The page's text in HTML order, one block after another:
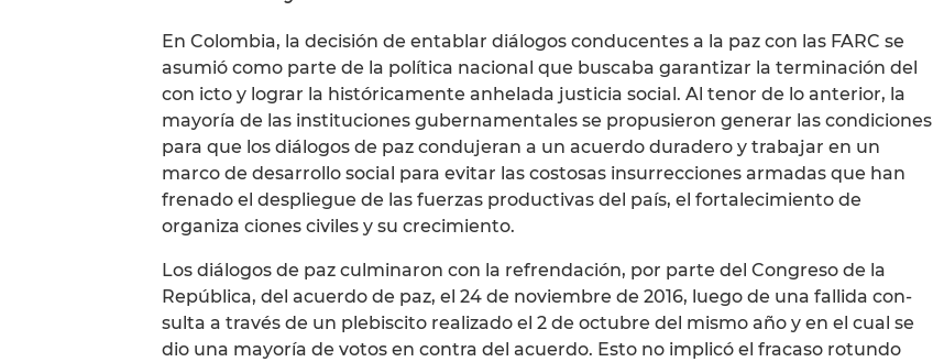
En Colombia, la decisión de entablar diálogos conducentes a la paz con las FARC se
asumió como parte de la política nacional que buscaba garantizar la terminación del
con icto y lograr la históricamente anhelada justicia social. Al tenor de lo anterior, la
mayoría de las instituciones gubernamentales se propusieron generar las condiciones
para que los diálogos de paz condujeran a un acuerdo duradero y trabajar en un
marco de desarrollo social para evitar las costosas insurrecciones armadas que han
frenado el despliegue de las fuerzas productivas del país, el fortalecimiento de
organiza­ ciones civiles y su crecimiento.
Los diálogos de paz culminaron con la refrendación, por parte del Congreso de la
República, del acuerdo de paz, el 24 de noviembre de 2016, luego de una fallida con­
sulta a través de un plebiscito realizado el 2 de octubre del mismo año y en el cual se
dio una mayoría de votos en contra del acuerdo. Esto no implicó el fracaso rotundo